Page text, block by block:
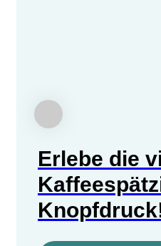
Erlebe die